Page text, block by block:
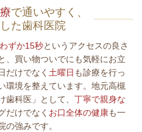
で通いやすく、
た歯科医院
ずか15秒というアクセスの良さ
、買い物ついでにも気軽にお立
だけでなく 土曜日 も診療を行っ
環境を整えています。地元高槻
科医」として、 丁寧で親身な
だけでなく お口全体の健康も一
の強みです。